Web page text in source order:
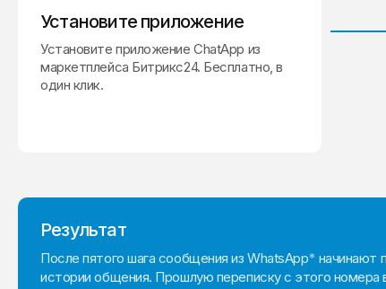
Установите приложение
Установите приложение ChatApp из
маркетплейса Битрикс24. Бесплатно, в
один клик.
Результат
После пятого шага сообщения из WhatsApp* начинают
истории общения. Прошлую переписку с этого